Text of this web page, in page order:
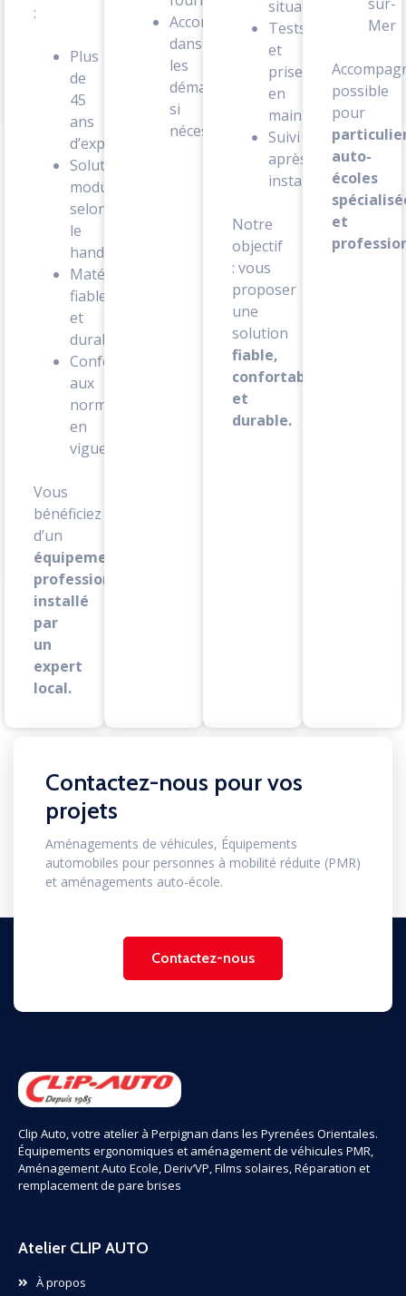
:
Plus
de
45
ans
d’expertise
Solutions
modulables
selon
le
handicap
Matériel
fiable
et
durable
Conformité
aux
normes
en
vigueur
Vous
bénéficiez
d’un
équipement
professionnel
installé
par
un
expert
local.
Accompagnement
dans
les
démarches
si
nécessaire
situation
Tests
et
prise
en
main
Suivi
après
installation
Notre
objectif
: vous
proposer
une
solution
fiable,
confortable
et
durable.
Mer
possible
pour
auto-
écoles
et
Contactez-nous pour vos
projets
Aménagements de véhicules, Équipements
automobiles pour personnes à mobilité réduite (PMR)
et aménagements auto-école.
Contactez-nous
Clip Auto, votre atelier à Perpignan dans les Pyrenées Orientales.
Équipements ergonomiques et aménagement de véhicules PMR,
Aménagement Auto Ecole, Deriv’VP, Films solaires, Réparation et
remplacement de pare brises
Atelier CLIP AUTO
À propos